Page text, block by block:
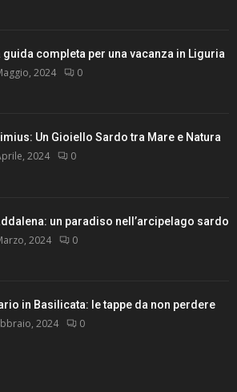
guida completa per una vacanza in Liguria
2024 0
Un Gioiello Sardo tra Mare e Natura
2024 0
un paradiso nell’arcipelago sardo
2024 0
in Basilicata: le tappe da non perdere
2024 0